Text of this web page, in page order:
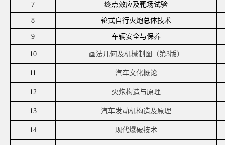
7 终点效应及靶场试验
8 轮式自行火炮总体技术
9 车辆安全与保养
10 画法几何及机械制图（第3版）
11 汽车文化概论
12 火炮构造与原理
13 汽车发动机构造及原理
14 现代爆破技术